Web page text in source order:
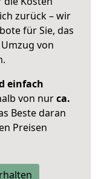
zurück – wir
für Sie, das
von
einfach
von nurca.
Beste daran
Preisen